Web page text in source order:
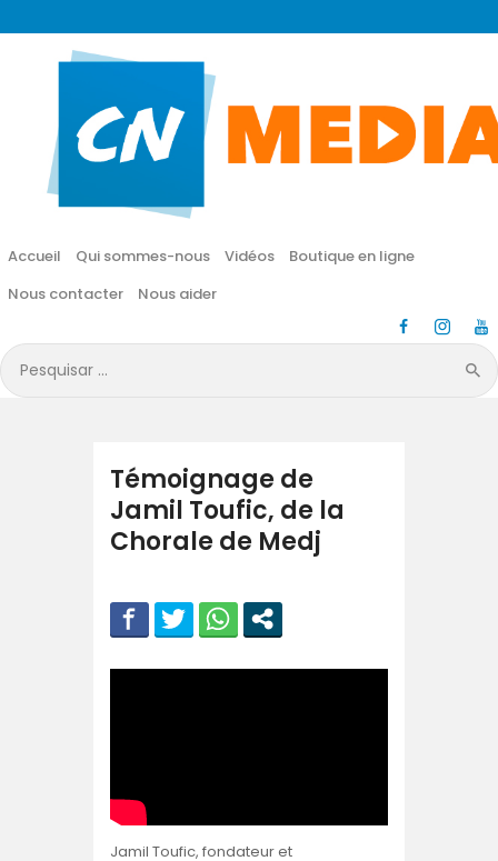
Accueil Qui sommes-nous Vidéos
Boutique en ligne
Nous contacter
Nous aider
Pesquisar
por:
CN MÉDIA
Une vie nouvelle en JESUS !
Accueil
Vidéos
Boutique en ligne
Nous aider
Témoignage de
Jamil Toufic, de la
Chorale de Medj
Jamil Toufic, fondateur et